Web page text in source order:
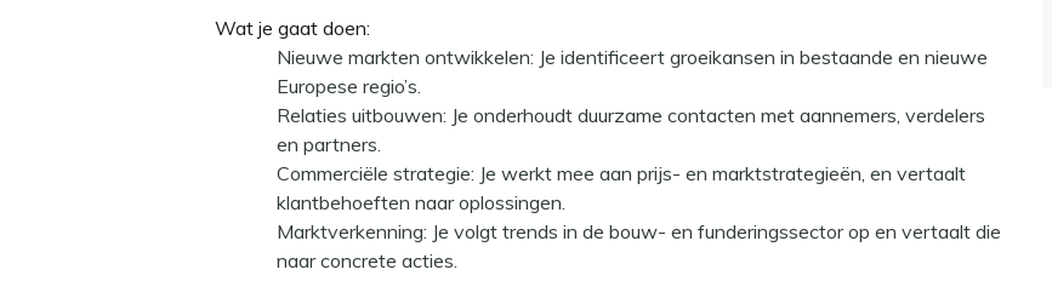
Wat je gaat doen:
Nieuwe markten ontwikkelen: Je identificeert groeikansen in bestaande en nieuwe
Europese regio’s.
Relaties uitbouwen: Je onderhoudt duurzame contacten met aannemers, verdelers
en partners.
Commerciële strategie: Je werkt mee aan prijs- en marktstrategieën, en vertaalt
klantbehoeften naar oplossingen.
Marktverkenning: Je volgt trends in de bouw- en funderingssector op en vertaalt die
naar concrete acties.